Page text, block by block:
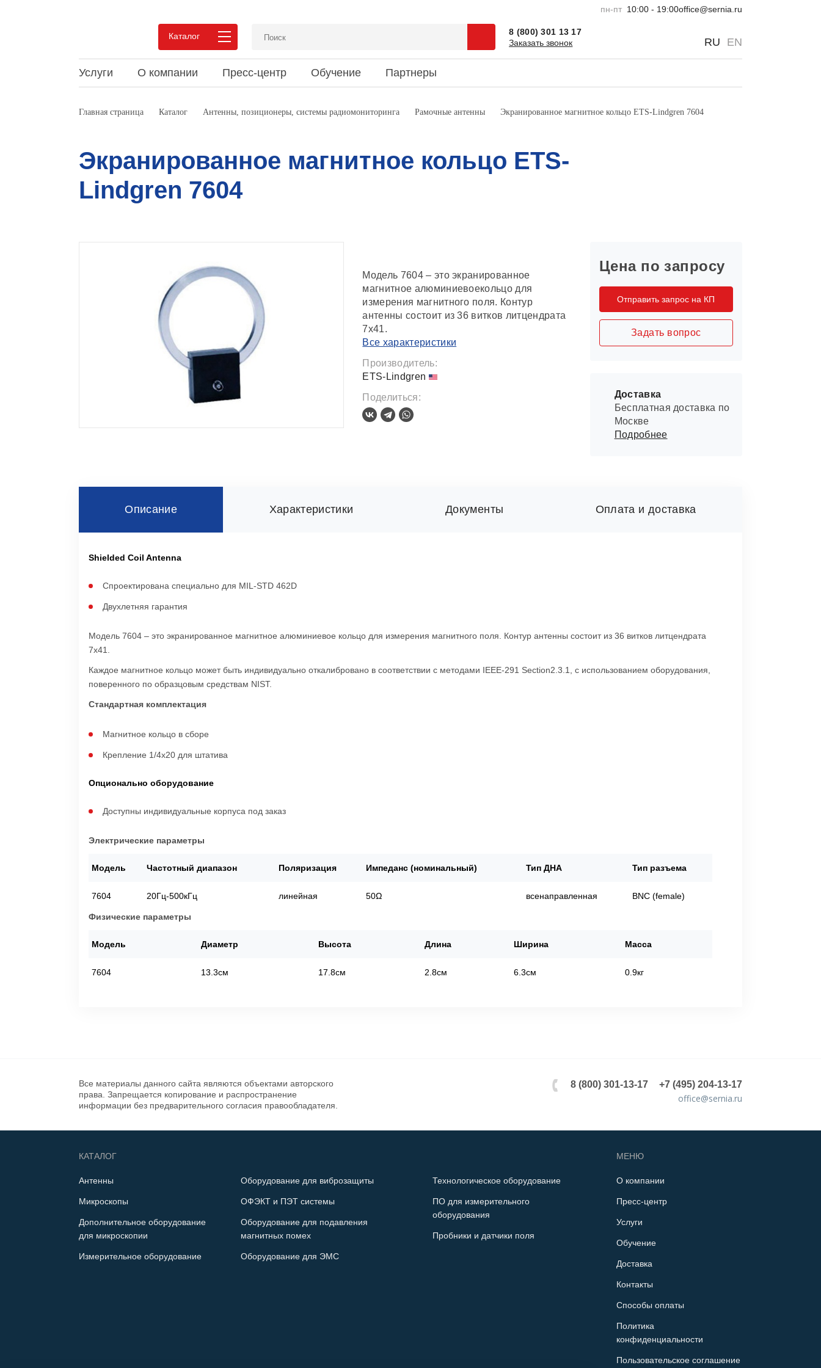
пн-пт 10:00 - 19:00office@sernia.ru
Каталог
8 (800) 301 13 17
Заказать звонок
RU EN
Услуги О компании
Преимущества сотрудничества
Вакансии
Доставка
Пресс-центр
Новости
Акции и спецпредложения
Обучение
Статьи и обзоры
Документация
Наука и юмор
Партнеры
Главная страница Каталог Антенны, позиционеры, системы радиомониторинга Рамочные антенны Экранированное магнитное кольцо ETS-Lindgren 7604
Экранированное магнитное кольцо ETS-
Lindgren 7604
Модель 7604 – это экранированное
магнитное алюминиевоекольцо для
измерения магнитного поля. Контур
антенны состоит из 36 витков литцендрата
7x41.
Все характеристики
Производитель:
ETS-Lindgren
Поделиться:
Цена по запросу
Отправить запрос на КП
Задать вопрос
Доставка
Бесплатная доставка по
Москве
Подробнее
Описание Характеристики Документы Оплата и доставка
Shielded Coil Antenna
Спроектирована специально для MIL-STD 462D
Двухлетняя гарантия
Модель 7604 – это экранированное магнитное алюминиевое кольцо для измерения магнитного поля. Контур антенны состоит из 36 витков литцендрата
7x41.
Каждое магнитное кольцо может быть индивидуально откалибровано в соответствии с методами IEEE-291 Section2.3.1, с использованием оборудования,
поверенного по образцовым средствам NIST.
Стандартная комплектация
Магнитное кольцо в сборе
Крепление 1/4x20 для штатива
Опционально оборудование
Доступны индивидуальные корпуса под заказ
Электрические параметры
Модель Частотный диапазон Поляризация Импеданс (номинальный) Тип ДНА Тип разъема
7604 20Гц-500кГц линейная 50Ω всенаправленная BNC (female)
Физические параметры
Модель Диаметр Высота Длина Ширина Масса
7604 13.3см 17.8см 2.8см 6.3см 0.9кг
Все материалы данного сайта являются объектами авторского
права. Запрещается копирование и распространение
информации без предварительного согласия правообладателя.
+7 (495) 204-13-17
8 (800) 301-13-17
office@sernia.ru
КАТАЛОГ
Антенны
Микроскопы
Дополнительное оборудование
для микроскопии
Измерительное оборудование
Оборудование для виброзащиты
ОФЭКТ и ПЭТ системы
Оборудование для подавления
магнитных помех
Оборудование для ЭМС
Технологическое оборудование
ПО для измерительного
оборудования
Пробники и датчики поля
МЕНЮ
О компании
Пресс-центр
Услуги
Обучение
Доставка
Контакты
Способы оплаты
Политика
конфиденциальности
Пользовательское соглашение